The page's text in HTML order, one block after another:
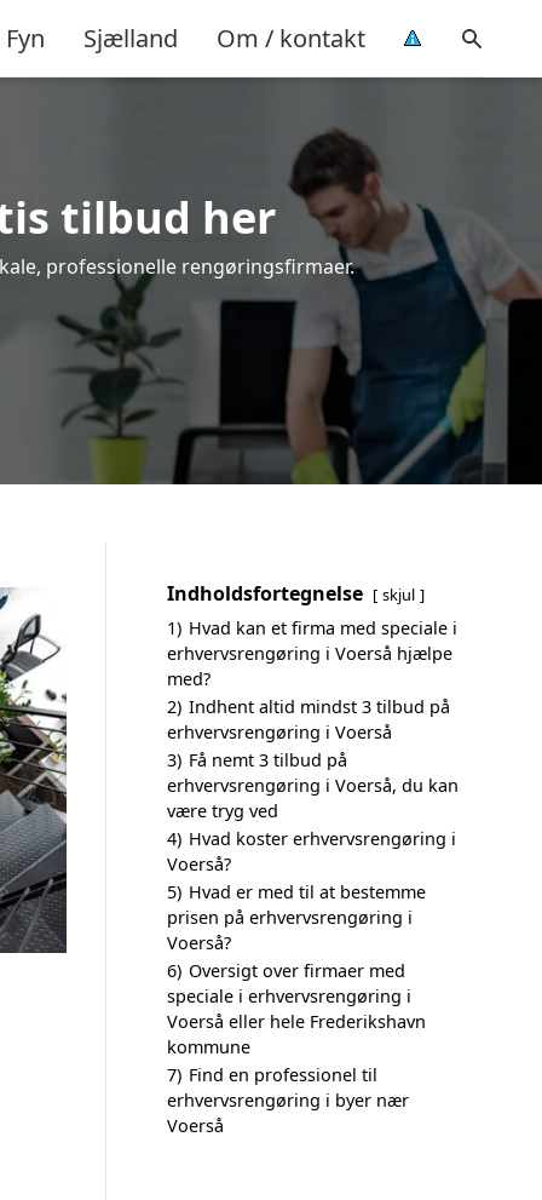
Fyn Sjælland Om / kontakt
tilbud her
professionelle rengøringsfirmaer.
Indholdsfortegnelse skjul
1) Hvad kan et firma med speciale i
erhvervsrengøring i Voerså hjælpe
med?
2) Indhent altid mindst 3 tilbud på
erhvervsrengøring i Voerså
3) Få nemt 3 tilbud på
erhvervsrengøring i Voerså, du kan
være tryg ved
4) Hvad koster erhvervsrengøring i
Voerså?
5) Hvad er med til at bestemme
prisen på erhvervsrengøring i
Voerså?
6) Oversigt over firmaer med
speciale i erhvervsrengøring i
Voerså eller hele Frederikshavn
kommune
7) Find en professionel til
erhvervsrengøring i byer nær
Voerså